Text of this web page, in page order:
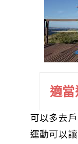
適當
可以多去
運動可以